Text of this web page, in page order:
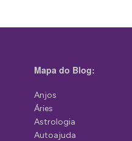
Mapa do Blog:
Anjos
Áries
Astrologia
Autoajuda